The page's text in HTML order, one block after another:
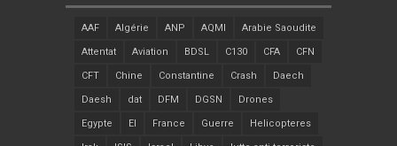
AAF Algérie ANP AQMI Arabie Saoudite
Attentat Aviation BDSL C130 CFA CFN
CFT Chine Constantine Crash Daech
Daesh dat DFM DGSN Drones
Egypte EI France Guerre Helicopteres